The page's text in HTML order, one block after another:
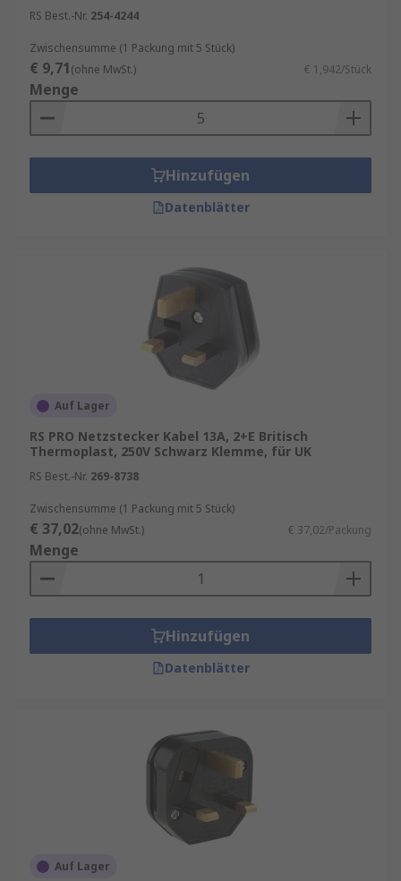
RS Best.-Nr. 254-4244
Zwischensumme (1 Packung mit 5 Stück)
€ 9,71(ohne MwSt.) € 1,942/Stück
Menge
Hinzufügen
Datenblätter
Auf Lager
RS PRO Netzstecker Kabel 13A, 2+E Britisch
Thermoplast, 250V Schwarz Klemme, für UK
RS Best.-Nr. 269-8738
Zwischensumme (1 Packung mit 5 Stück)
€ 37,02(ohne MwSt.) € 37,02/Packung
Menge
Hinzufügen
Datenblätter
Auf Lager